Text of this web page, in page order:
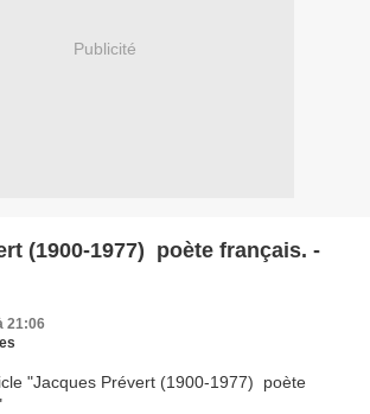
Publicité
(1900-1977) poète français. -
21:06